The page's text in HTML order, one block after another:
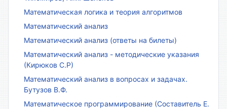
Математическая логика и теория алгоритмов
Математический анализ
Математический анализ (ответы на билеты)
Математический анализ - методические указания
(Кирюков С.Р)
Математический анализ в вопросах и задачах.
Бутузов В.Ф.
Математическое программирование (Составитель Е.